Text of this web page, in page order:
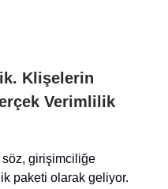
Klişelerin
Verimlilik
söz, girişimciliğe
paketi olarak geliyor.